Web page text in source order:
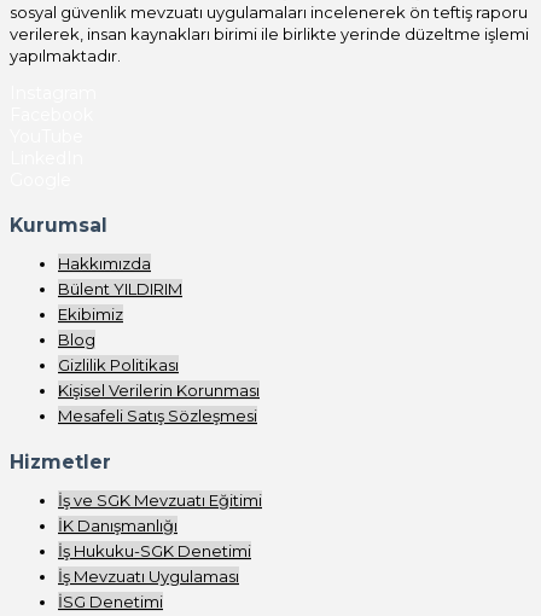
sosyal güvenlik mevzuatı uygulamaları incelenerek ön teftiş raporu
verilerek, insan kaynakları birimi ile birlikte yerinde düzeltme işlemi
yapılmaktadır.
Kurumsal
Hakkımızda
Bülent YILDIRIM
Ekibimiz
Blog
Gizlilik Politikası
Kişisel Verilerin Korunması
Mesafeli Satış Sözleşmesi
Hizmetler
İş ve SGK Mevzuatı Eğitimi
İK Danışmanlığı
İş Hukuku-SGK Denetimi
İş Mevzuatı Uygulaması
İSG Denetimi